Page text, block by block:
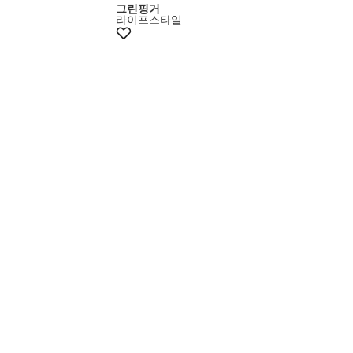
그린핑거
라이프스타일